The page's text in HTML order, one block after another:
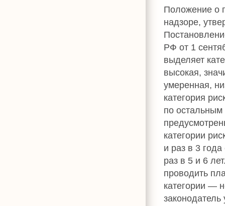
Положение о
надзоре,
РФ от 1
выделяет
высокая,
умеренная,
категория
по остальным
категории
и раз в 3
раз в 5 и 6
проводить
категории —